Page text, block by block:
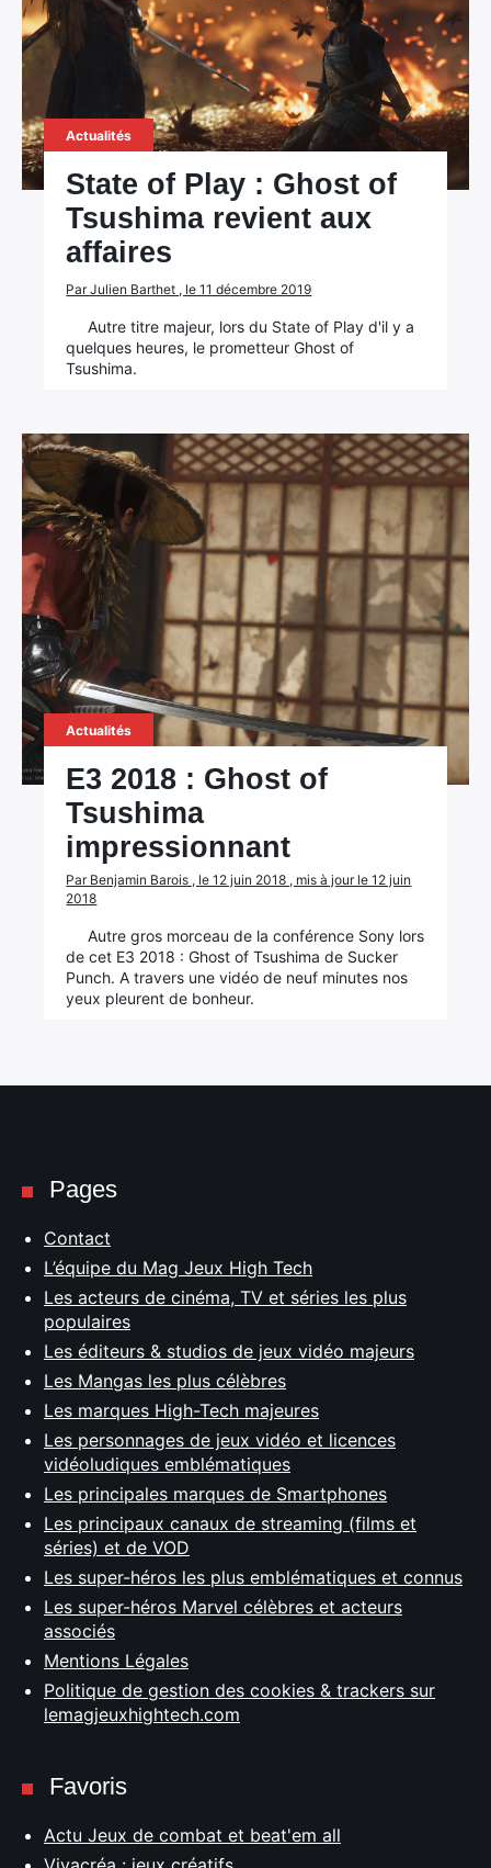
Actualités
State of Play : Ghost of
Tsushima revient aux
affaires
Par Julien Barthet , le 11 décembre 2019
Autre titre majeur, lors du State of Play d'il y a
quelques heures, le prometteur Ghost of
Tsushima.
Actualités
E3 2018 : Ghost of
Tsushima
impressionnant
Par Benjamin Barois , le 12 juin 2018 , mis à jour le 12 juin
2018
Autre gros morceau de la conférence Sony lors
de cet E3 2018 : Ghost of Tsushima de Sucker
Punch. A travers une vidéo de neuf minutes nos
yeux pleurent de bonheur.
Pages
Contact
L’équipe du Mag Jeux High Tech
Les acteurs de cinéma, TV et séries les plus
populaires
Les éditeurs & studios de jeux vidéo majeurs
Les Mangas les plus célèbres
Les marques High-Tech majeures
Les personnages de jeux vidéo et licences
vidéoludiques emblématiques
Les principales marques de Smartphones
Les principaux canaux de streaming (films et
séries) et de VOD
Les super-héros les plus emblématiques et connus
Les super-héros Marvel célèbres et acteurs
associés
Mentions Légales
Politique de gestion des cookies & trackers sur
lemagjeuxhightech.com
Favoris
Actu Jeux de combat et beat'em all